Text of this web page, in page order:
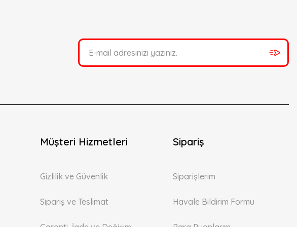
Müşteri Hizmetleri
Gizlilik ve Güvenlik
Sipariş ve Teslimat
Sipariş
Siparişlerim
Havale Bildirim Formu